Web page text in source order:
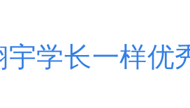
宇学长一样优